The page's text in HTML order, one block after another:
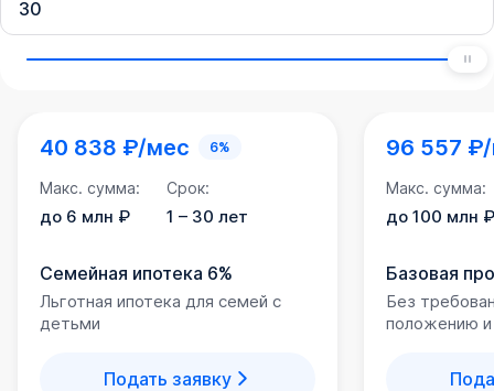
40 838 ₽/мес 6%
Макс. сумма:
до 6 млн ₽
Срок:
1 – 30 лет
Семейная ипотека 6%
Льготная ипотека для семей с
детьми
Подать заявку
96 557
Макс. сумма:
до 100 млн ₽
Базовая
Без
положению